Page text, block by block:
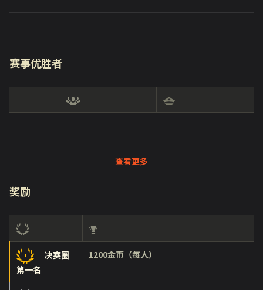
赛事优胜者
查看更多
奖励
决赛圈
第一名
1200金币（每人）